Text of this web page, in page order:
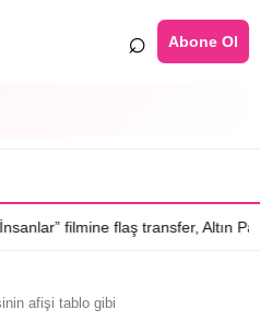
⌕ Abone Ol
Altın Palmiye’li Vlad Ivanov
afişi tablo gibi